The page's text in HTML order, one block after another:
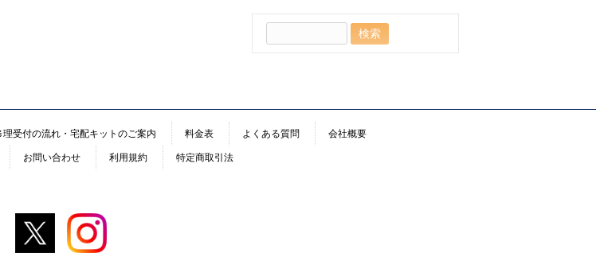
理受付の流れ・宅配キットのご案内 料金表 よくある質問 会社概要
お問い合わせ 利用規約 特定商取引法